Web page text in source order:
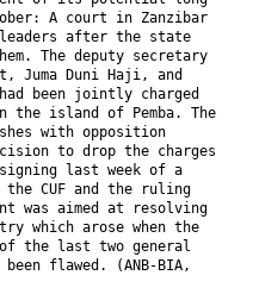
A court in Zanzibar
after the state
The deputy secretary
Juma Duni Haji, and
been jointly charged
the island of Pemba. The
with opposition
to drop the charges
signing last week of a
CUF and the
ruling
was aimed at resolving
which arose when the
the last two general
flawed. (ANB-BIA,